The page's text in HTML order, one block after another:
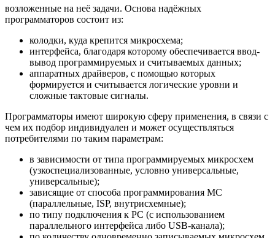
возложенные на неё задачи. Основа надёжных
программаторов состоит из:
колодки, куда крепится микросхема;
интерфейса, благодаря которому обеспечивается ввод-
вывод программируемых и считываемых данных;
аппаратных драйверов, с помощью которых
формируется и считывается логические уровни и
сложные тактовые сигналы.
Программаторы имеют широкую сферу применения, в связи с
чем их подбор индивидуален и может осуществляться
потребителями по таким параметрам:
в зависимости от типа программируемых микросхем
(узкоспециализованные, условно универсальные,
универсальные);
зависящие от способа программирования МС
(параллельные, ISP, внутрисхемные);
по типу подключения к РС (с использованием
параллельного интерфейса либо USB-канала);